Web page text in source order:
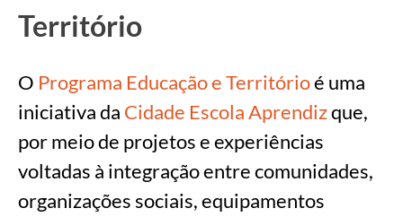
Território
O Programa Educação e Territórioé uma
iniciativa da Cidade Escola Aprendizque,
por meio de projetos e experiências
voltadas à integração entre comunidades,
organizações sociais, equipamentos